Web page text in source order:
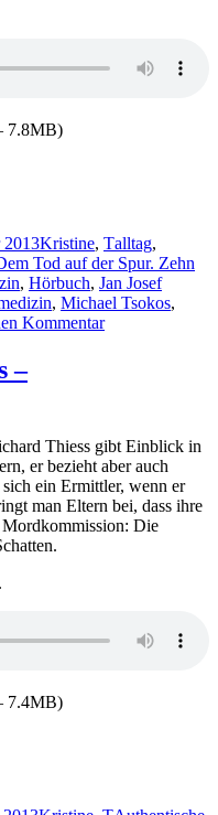
7.8MB)
2013Kristine, Talltag,
Tod auf der Spur. Zehn
, Hörbuch, Jan Josef
, Michael Tsokos,
Kommentarzu
Dem
Tod
auf
der
Spur
–
Thiess gibt Einblick in
er bezieht aber auch
ein Ermittler, wenn er
man Eltern bei, dass ihre
Mordkommission: Die
.
7.4MB)